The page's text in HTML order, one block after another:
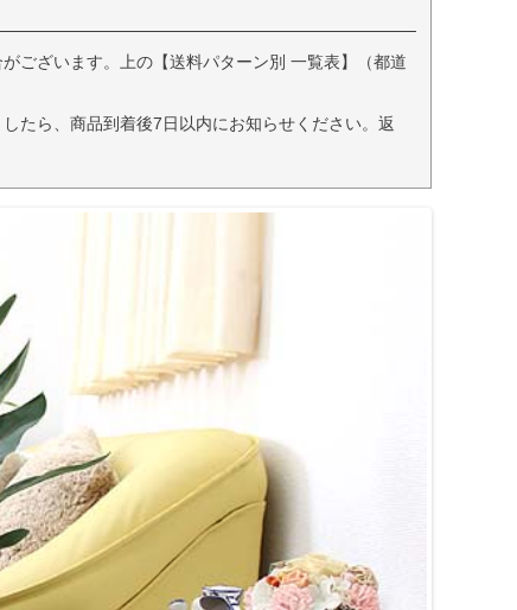
ございます。上の【送料パターン別 一覧表】（都道
たら、商品到着後7日以内にお知らせください。返